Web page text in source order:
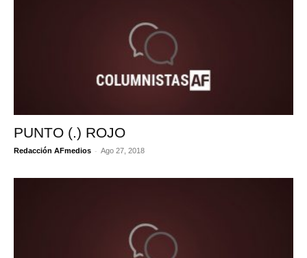
PUNTO (.) ROJO
Redacción AFmedios - Ago 27, 2018